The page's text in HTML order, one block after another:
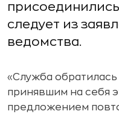
следует из
ведомства.
«Служба
принявшим на себя
предложением